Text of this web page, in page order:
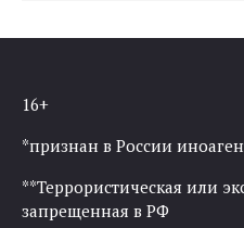
16+
*признан в России
**Террористическая или
запрещенная в РФ